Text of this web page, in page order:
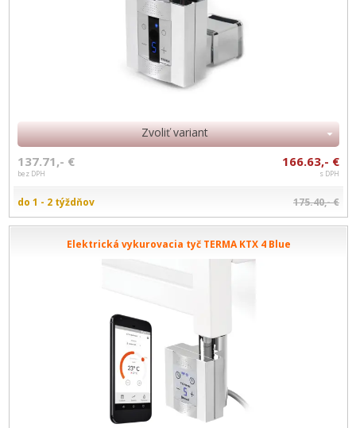
Zvoliť variant
137.71,- €
bez DPH
166.63,- €
s DPH
do 1 - 2 týždňov 175.40,- €
Elektrická vykurovacia tyč TERMA KTX 4 Blue